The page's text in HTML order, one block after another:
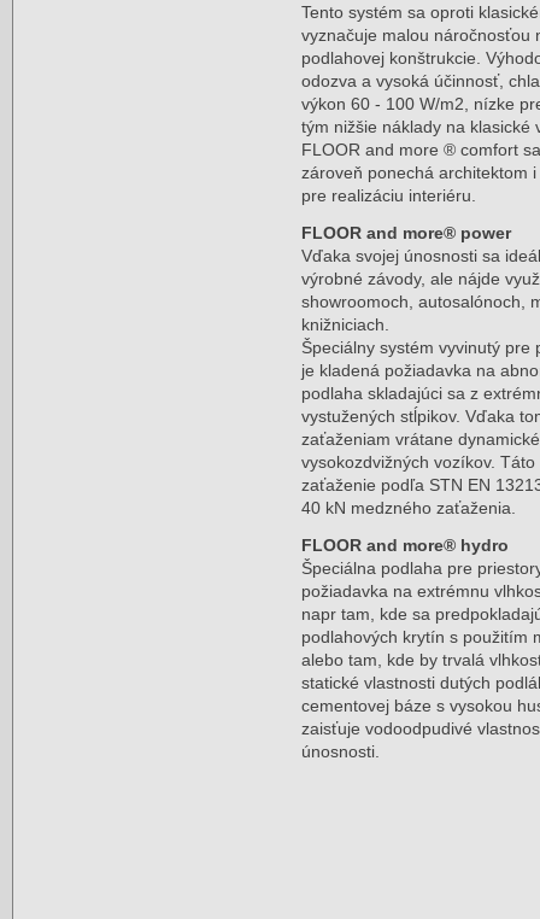
Tento systém sa oproti
vyznačuje malou náročnosťou
podlahovej konštrukcie.
odozva a vysoká účinnosť,
výkon 60 - 100 W/m2, nízke
tým nižšie náklady na klasické
FLOOR and more ® comfort
zároveň ponechá architektom
pre realizáciu interiéru.
FLOOR and more® power
Vďaka svojej únosnosti sa
výrobné závody, ale nájde
showroomoch, autosalónoch,
knižniciach.
Špeciálny systém vyvinutý pre
je kladená požiadavka na
podlaha skladajúci sa z
vystužených stĺpikov. Vďaka
zaťaženiam vrátane
vysokozdvižných vozíkov.
zaťaženie podľa STN EN
40 kN medzného zaťaženia.
FLOOR and more® hydro
Špeciálna podlaha pre
požiadavka na extrémnu
napr tam, kde sa
podlahových krytín s použitím
alebo tam, kde by trvalá
statické vlastnosti dutých
cementovej báze s vysokou
zaisťuje vodoodpudivé
únosnosti.